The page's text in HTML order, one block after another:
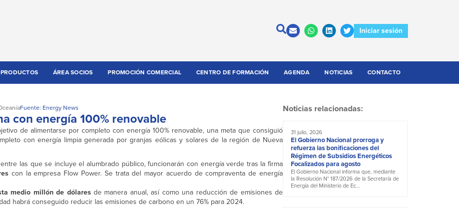
Iniciar sesión
PRODUCTOS ÁREA SOCIOS PROMOCIÓN COMERCIAL CENTRO DE FORMACIÓN AGENDA NOTICIAS CONTACTO
Fuente: Energy News
con energía 100% renovable
de alimentarse por completo con energía 100% renovable, una meta que consiguió
con energía limpia generada por granjas eólicas y solares de la región de Nueva
las que se incluye el alumbrado público, funcionarán con energía verde tras la firma
con la empresa Flow Power. Se trata del mayor acuerdo de compraventa de energía
medio millón de dólaresde manera anual, así como una reducción de emisiones de
habrá conseguido reducir las emisiones de carbono en un 76% para 2024.
Noticias relacionadas:
31 julio, 2026
El Gobierno Nacional prorroga y
refuerza las bonificaciones del
Régimen de Subsidios Energéticos
Focalizados para agosto
El Gobierno Nacional informa que, mediante
la Resolución N° 187/2026 de la Secretaría de
Energía del Ministerio de Ec...